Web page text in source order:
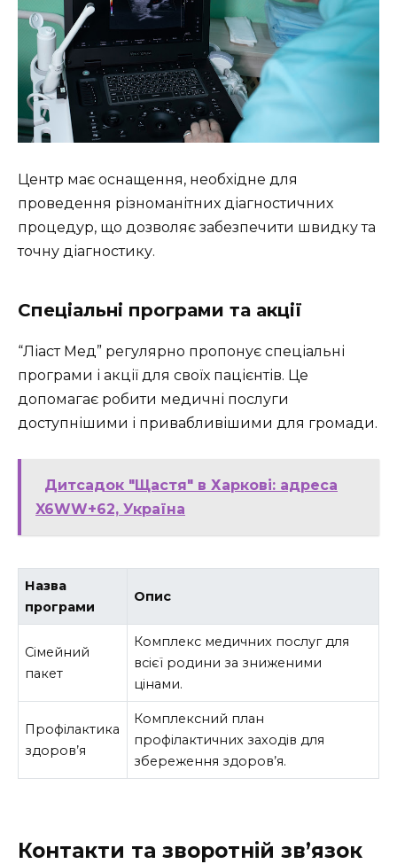
Центр має оснащення, необхідне для
проведення різноманітних діагностичних
процедур, що дозволяє забезпечити швидку та
точну діагностику.
Спеціальні програми та акції
“Ліаст Мед” регулярно пропонує спеціальні
програми і акції для своїх пацієнтів. Це
допомагає робити медичні послуги
доступнішими і привабливішими для громади.
Дитсадок "Щастя" в Харкові: адреса
X6WW+62, Україна
Назва
програми
Опис
Сімейний
пакет
Комплекс медичних послуг для
всієї родини за зниженими
цінами.
Профілактика
здоров’я
Комплексний план
профілактичних заходів для
збереження здоров’я.
Контакти та зворотній зв’язок